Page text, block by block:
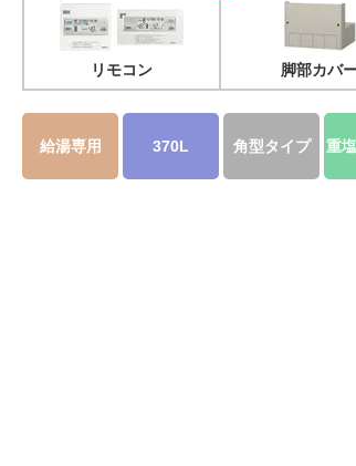
リモコン 脚部カバ
給湯専用 370L 角型タイプ 重